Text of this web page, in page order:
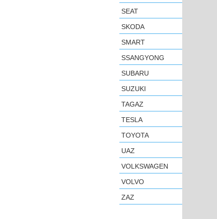
SEAT
SKODA
SMART
SSANGYONG
SUBARU
SUZUKI
TAGAZ
TESLA
TOYOTA
UAZ
VOLKSWAGEN
VOLVO
ZAZ